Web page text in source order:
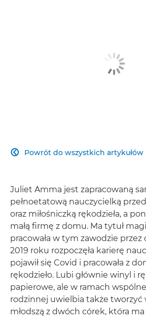
Powrót do wszystkich artykułów

Juliet Amma jest zapracowaną
pełnoetatową nauczycielką
oraz miłośniczką rękodzieła, a
małą firmę z domu. Ma tytuł
pracowała w tym zawodzie przez
2019 roku rozpoczęła karierę
pojawił się Covid i pracowała z
rękodzieło. Lubi głównie winyl i
papierowe, ale w ramach
rodzinnej uwielbia także tworzyć
młodszą z dwóch córek, która ma